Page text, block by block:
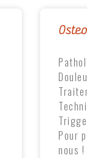
Pour
nous !